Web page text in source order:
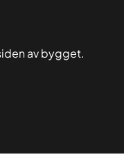
av bygget.